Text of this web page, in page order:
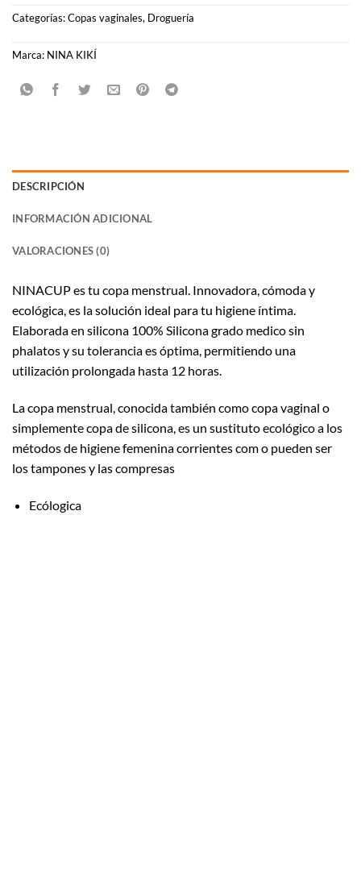
Categorías:Copas vaginales, Droguería
Marca: NINA KIKÍ
DESCRIPCIÓN
INFORMACIÓN ADICIONAL
VALORACIONES (0)
NINACUP es tu copa menstrual. Innovadora, cómoda y
ecológica, es la solución ideal para tu higiene íntima.
Elaborada en silicona 100% Silicona grado medico sin
phalatos y su tolerancia es óptima, permitiendo una
utilización prolongada hasta 12 horas.
La copa menstrual, conocida también como copa vaginal o
simplemente copa de silicona, es un sustituto ecológico a los
métodos de higiene femenina corrientes com o pueden ser
los tampones y las compresas
Ecólogica